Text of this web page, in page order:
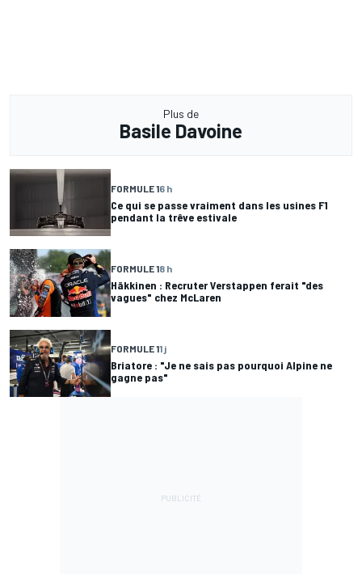
Plus de
Basile Davoine
FORMULE 16 h
Ce qui se passe vraiment dans les usines F1
pendant la trêve estivale
FORMULE 18 h
Häkkinen : Recruter Verstappen ferait "des
vagues" chez McLaren
FORMULE 11 j
Briatore : "Je ne sais pas pourquoi Alpine ne
gagne pas"